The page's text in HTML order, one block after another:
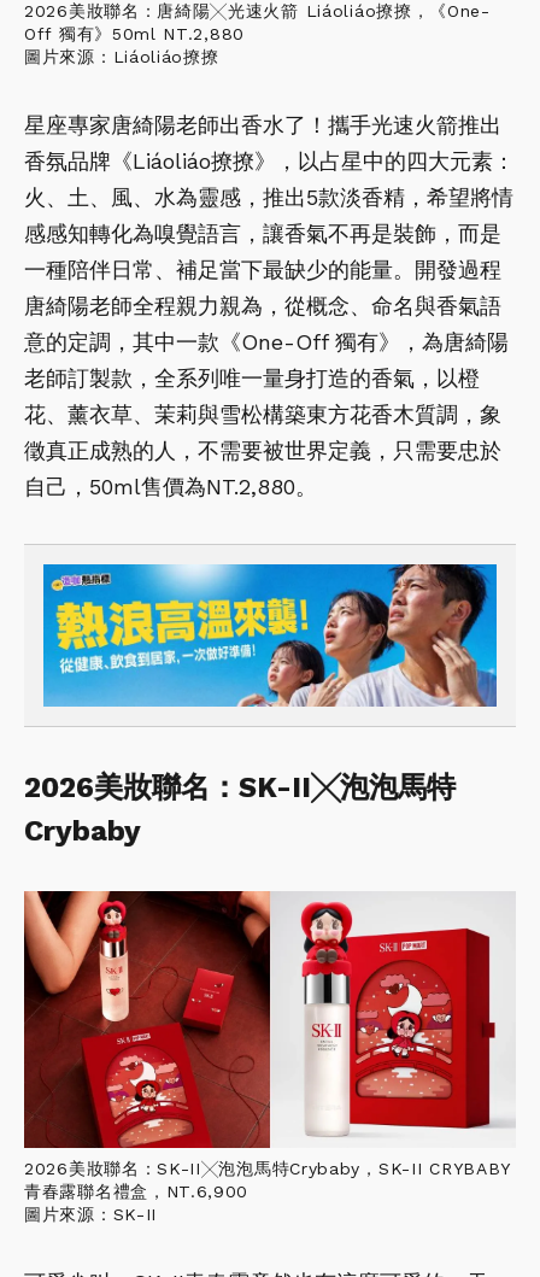
2026美妝聯名：唐綺陽╳光速火箭 Liáoliáo撩撩，《One-
Off 獨有》50ml NT.2,880
圖片來源：Liáoliáo撩撩
星座專家唐綺陽老師出香水了！攜手光速火箭推出
香氛品牌《Liáoliáo撩撩》，以占星中的四大元素：
火、土、風、水為靈感，推出5款淡香精，希望將情
感感知轉化為嗅覺語言，讓香氣不再是裝飾，而是
一種陪伴日常、補足當下最缺少的能量。開發過程
唐綺陽老師全程親力親為，從概念、命名與香氣語
意的定調，其中一款《One-Off 獨有》，為唐綺陽
老師訂製款，全系列唯一量身打造的香氣，以橙
花、薰衣草、茉莉與雪松構築東方花香木質調，象
徵真正成熟的人，不需要被世界定義，只需要忠於
自己，50ml售價為NT.2,880。
2026美妝聯名：SK-II╳泡泡馬特
Crybaby
2026美妝聯名：SK-II╳泡泡馬特Crybaby，SK-II CRYBABY
青春露聯名禮盒，NT.6,900
圖片來源：SK-II